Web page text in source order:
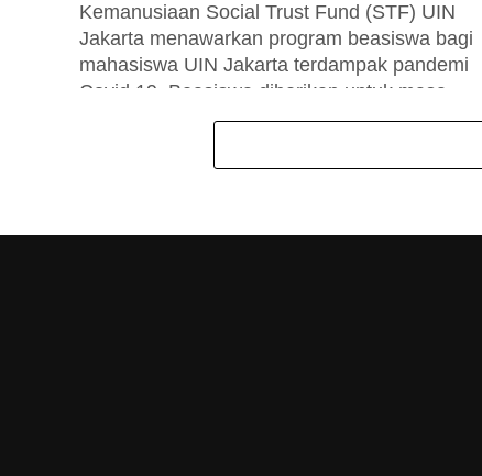
Kemanusiaan Social Trust Fund (STF) UIN
Jakarta menawarkan program beasiswa bagi
mahasiswa UIN Jakarta terdampak pandemi
Covid 19. Beasiswa diberikan untuk masa